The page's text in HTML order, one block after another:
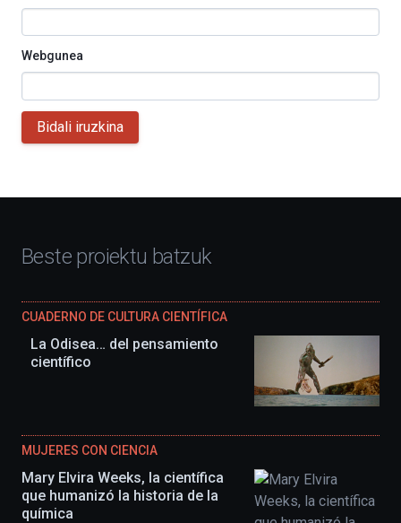
Webgunea
Bidali iruzkina
Beste proiektu batzuk
CUADERNO DE CULTURA CIENTÍFICA
La Odisea… del pensamiento
científico
MUJERES CON CIENCIA
Mary Elvira Weeks, la científica
que humanizó la historia de la
química